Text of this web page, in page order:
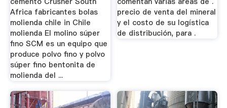
Africa fabricantes bolas
molienda chile in Chile
molienda El molino súper
fino SCM es un equipo que
produce polvo fino y polvo
súper fino bentonita de
molienda del ...
precio de venta del mineral
y el costo de su logística
de distribución, para .